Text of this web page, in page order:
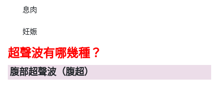
息肉
妊娠
超聲波有哪幾種？
腹部超聲波（腹超）